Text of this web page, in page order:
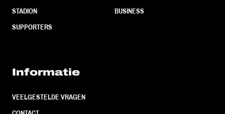
STADION
SUPPORTERS
BUSINESS
Informatie
VEELGESTELDE VRAGEN